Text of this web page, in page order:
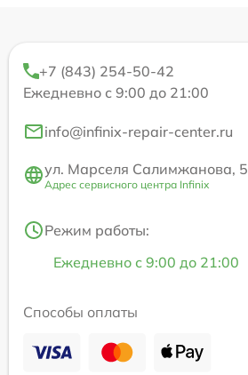
+7 (843) 254-50-42
Ежедневно с 9:00 до 21:00
info@infinix-repair-center.ru
ул. Марселя Салимжанова, 5
Адрес сервисного центра Infinix
Режим работы:
Ежедневно с 9:00 до 21:00
Способы оплаты